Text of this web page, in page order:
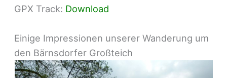
GPX Track: Download
Einige Impressionen unserer Wanderung um
den Bärnsdorfer Großteich